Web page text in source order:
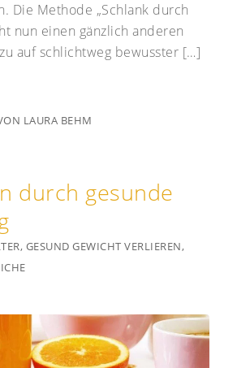
Die Methode „Schlank durch
nun einen gänzlich anderen
auf schlichtweg bewusster […]
LAURA BEHM
durch gesunde
, GESUND GEWICHT VERLIEREN,